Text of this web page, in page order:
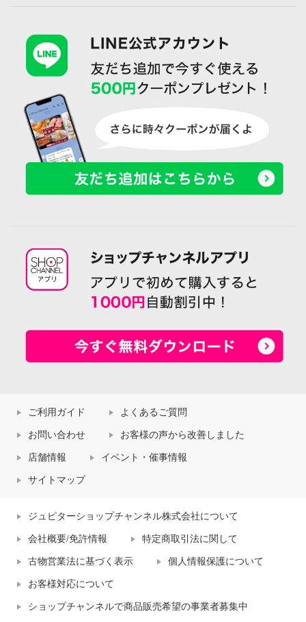
ご利用ガイド よくあるご質問
お問い合わせ お客様の声から改善しました
店舗情報 イベント・催事情報
サイトマップ
ジュピターショップチャンネル株式会社について
会社概要/免許情報 特定商取引法に関して
古物営業法に基づく表示 個人情報保護について
お客様対応について
ショップチャンネルで商品販売希望の事業者募集中